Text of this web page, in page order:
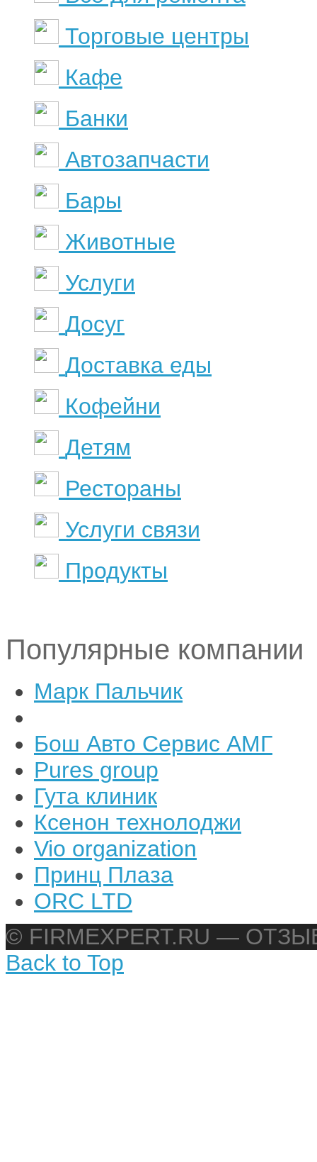
Торговые центры
Кафе
Банки
Автозапчасти
Бары
Животные
Услуги
Досуг
Доставка еды
Кофейни
Детям
Рестораны
Услуги связи
Продукты
Популярные компании
Марк Пальчик
Бош Авто Сервис АМГ
Pures group
Гута клиник
Ксенон технолоджи
Vio organization
Принц Плаза
ORC LTD
© FIRMEXPERT.RU —
Back to Top